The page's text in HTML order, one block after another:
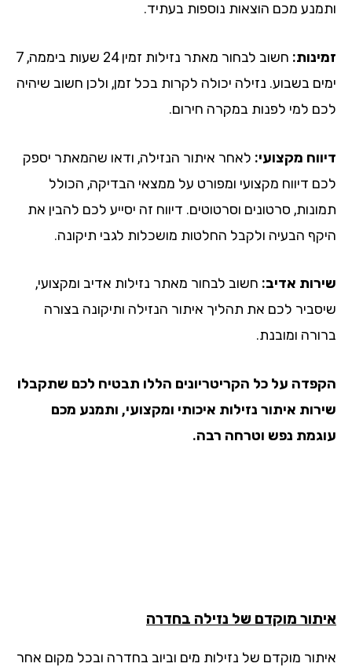
מכם הוצאות נוספות בעתיד.
חשוב לבחור מאתר נזילות זמין 24 שעות ביממה, 7
בשבוע. נזילה יכולה לקרות בכל זמן, ולכן חשוב שיהיה
למי לפנות במקרה חירום.
מקצועי:לאחר איתור הנזילה, ודאו שהמאתר יספק
דיווח מקצועי ומפורט על ממצאי הבדיקה, הכולל
סרטונים וסרטוטים. דיווח זה יסייע לכם להבין את
הבעיה ולקבל החלטות מושכלות לגבי תיקונה.
אדיב:חשוב לבחור מאתר נזילות אדיב ומקצועי,
לכם את תהליך איתור הנזילה ותיקונה בצורה
ומובנת.
על כל הקריטריונים הללו תבטיח לכם שתקבלו
איתור נזילות איכותי ומקצועי, ותמנע מכם
נפש וטרחה רבה.
מוקדם של נזילהבחדרה
מוקדם של נזילות מים וביוב בחדרה ובכל מקום אחר